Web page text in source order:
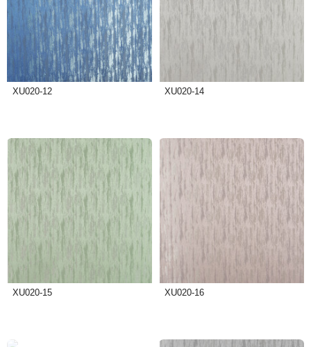
XU020-12 XU020-14
XU020-15 XU020-16